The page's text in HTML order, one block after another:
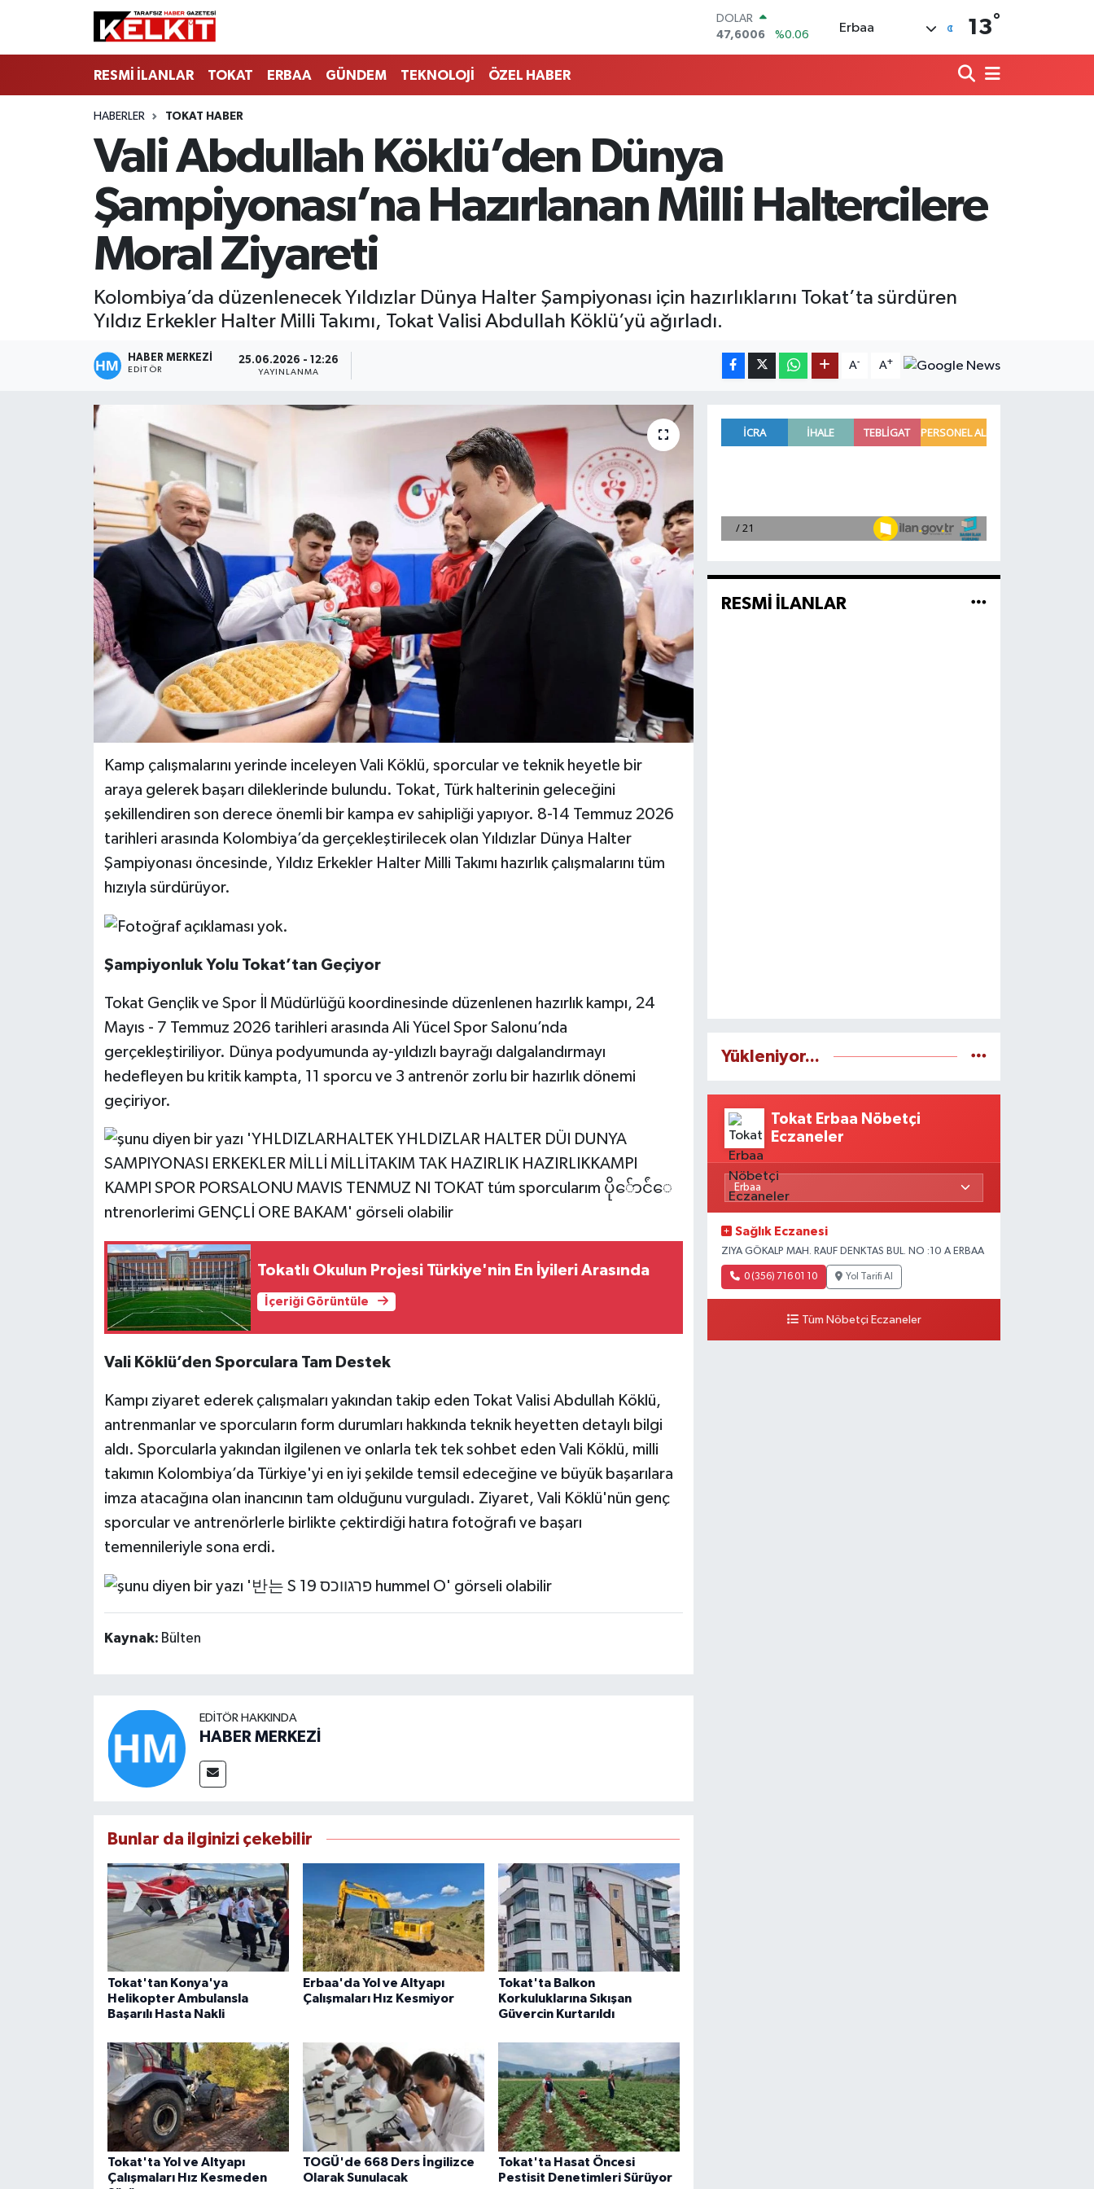
DOLAR
47,6006
%0.06
BİST100
64.643,95
%0.16
Erbaa 13°
RESMİ İLANLAR TOKAT ERBAA GÜNDEM TEKNOLOJİ ÖZEL HABER
HABERLER TOKAT HABER
Vali Abdullah Köklü’den Dünya
Şampiyonası’na Hazırlanan Milli Haltercilere
Moral Ziyareti
Kolombiya’da düzenlenecek Yıldızlar Dünya Halter Şampiyonası için hazırlıklarını Tokat’ta sürdüren
Yıldız Erkekler Halter Milli Takımı, Tokat Valisi Abdullah Köklü’yü ağırladı.
HABER MERKEZİ
EDITÖR
25.06.2026 - 12:26
YAYINLANMA
A- A+
Kamp çalışmalarını yerinde inceleyen Vali Köklü, sporcular ve teknik heyetle bir
araya gelerek başarı dileklerinde bulundu. Tokat, Türk halterinin geleceğini
şekillendiren son derece önemli bir kampa ev sahipliği yapıyor. 8-14 Temmuz 2026
tarihleri arasında Kolombiya’da gerçekleştirilecek olan Yıldızlar Dünya Halter
Şampiyonası öncesinde, Yıldız Erkekler Halter Milli Takımı hazırlık çalışmalarını tüm
hızıyla sürdürüyor.
Şampiyonluk Yolu Tokat’tan Geçiyor
Tokat Gençlik ve Spor İl Müdürlüğü koordinesinde düzenlenen hazırlık kampı, 24
Mayıs - 7 Temmuz 2026 tarihleri arasında Ali Yücel Spor Salonu’nda
gerçekleştiriliyor. Dünya podyumunda ay-yıldızlı bayrağı dalgalandırmayı
hedefleyen bu kritik kampta, 11 sporcu ve 3 antrenör zorlu bir hazırlık dönemi
geçiriyor.
Tokatlı Okulun Projesi Türkiye'nin En İyileri Arasında
İçeriği Görüntüle
Vali Köklü’den Sporculara Tam Destek
Kampı ziyaret ederek çalışmaları yakından takip eden Tokat Valisi Abdullah Köklü,
antrenmanlar ve sporcuların form durumları hakkında teknik heyetten detaylı bilgi
aldı. Sporcularla yakından ilgilenen ve onlarla tek tek sohbet eden Vali Köklü, milli
takımın Kolombiya’da Türkiye'yi en iyi şekilde temsil edeceğine ve büyük başarılara
imza atacağına olan inancının tam olduğunu vurguladı. Ziyaret, Vali Köklü'nün genç
sporcular ve antrenörlerle birlikte çektirdiği hatıra fotoğrafı ve başarı
temennileriyle sona erdi.
Kaynak: Bülten
EDITÖR HAKKINDA
HABER MERKEZİ
Bunlar da ilginizi çekebilir
Tokat'tan Konya'ya
Helikopter Ambulansla
Başarılı Hasta Nakli
Erbaa'da Yol ve Altyapı
Çalışmaları Hız Kesmiyor
Tokat'ta Balkon
Korkuluklarına Sıkışan
Güvercin Kurtarıldı
Tokat'ta Yol ve Altyapı
Çalışmaları Hız Kesmeden
TOGÜ'de 668 Ders İngilizce
Olarak Sunulacak
Tokat'ta Hasat Öncesi
Pestisit Denetimleri Sürüyor
RESMİ İLANLAR
Yükleniyor...
Tokat Erbaa Nöbetçi
Eczaneler
Sağlık Eczanesi
ZIYA GÖKALP MAH. RAUF DENKTAS BUL. NO :10 A ERBAA
0 (356) 716 01 10 Yol Tarifi Al
Tüm Nöbetçi Eczaneler